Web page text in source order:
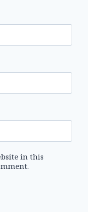
in this